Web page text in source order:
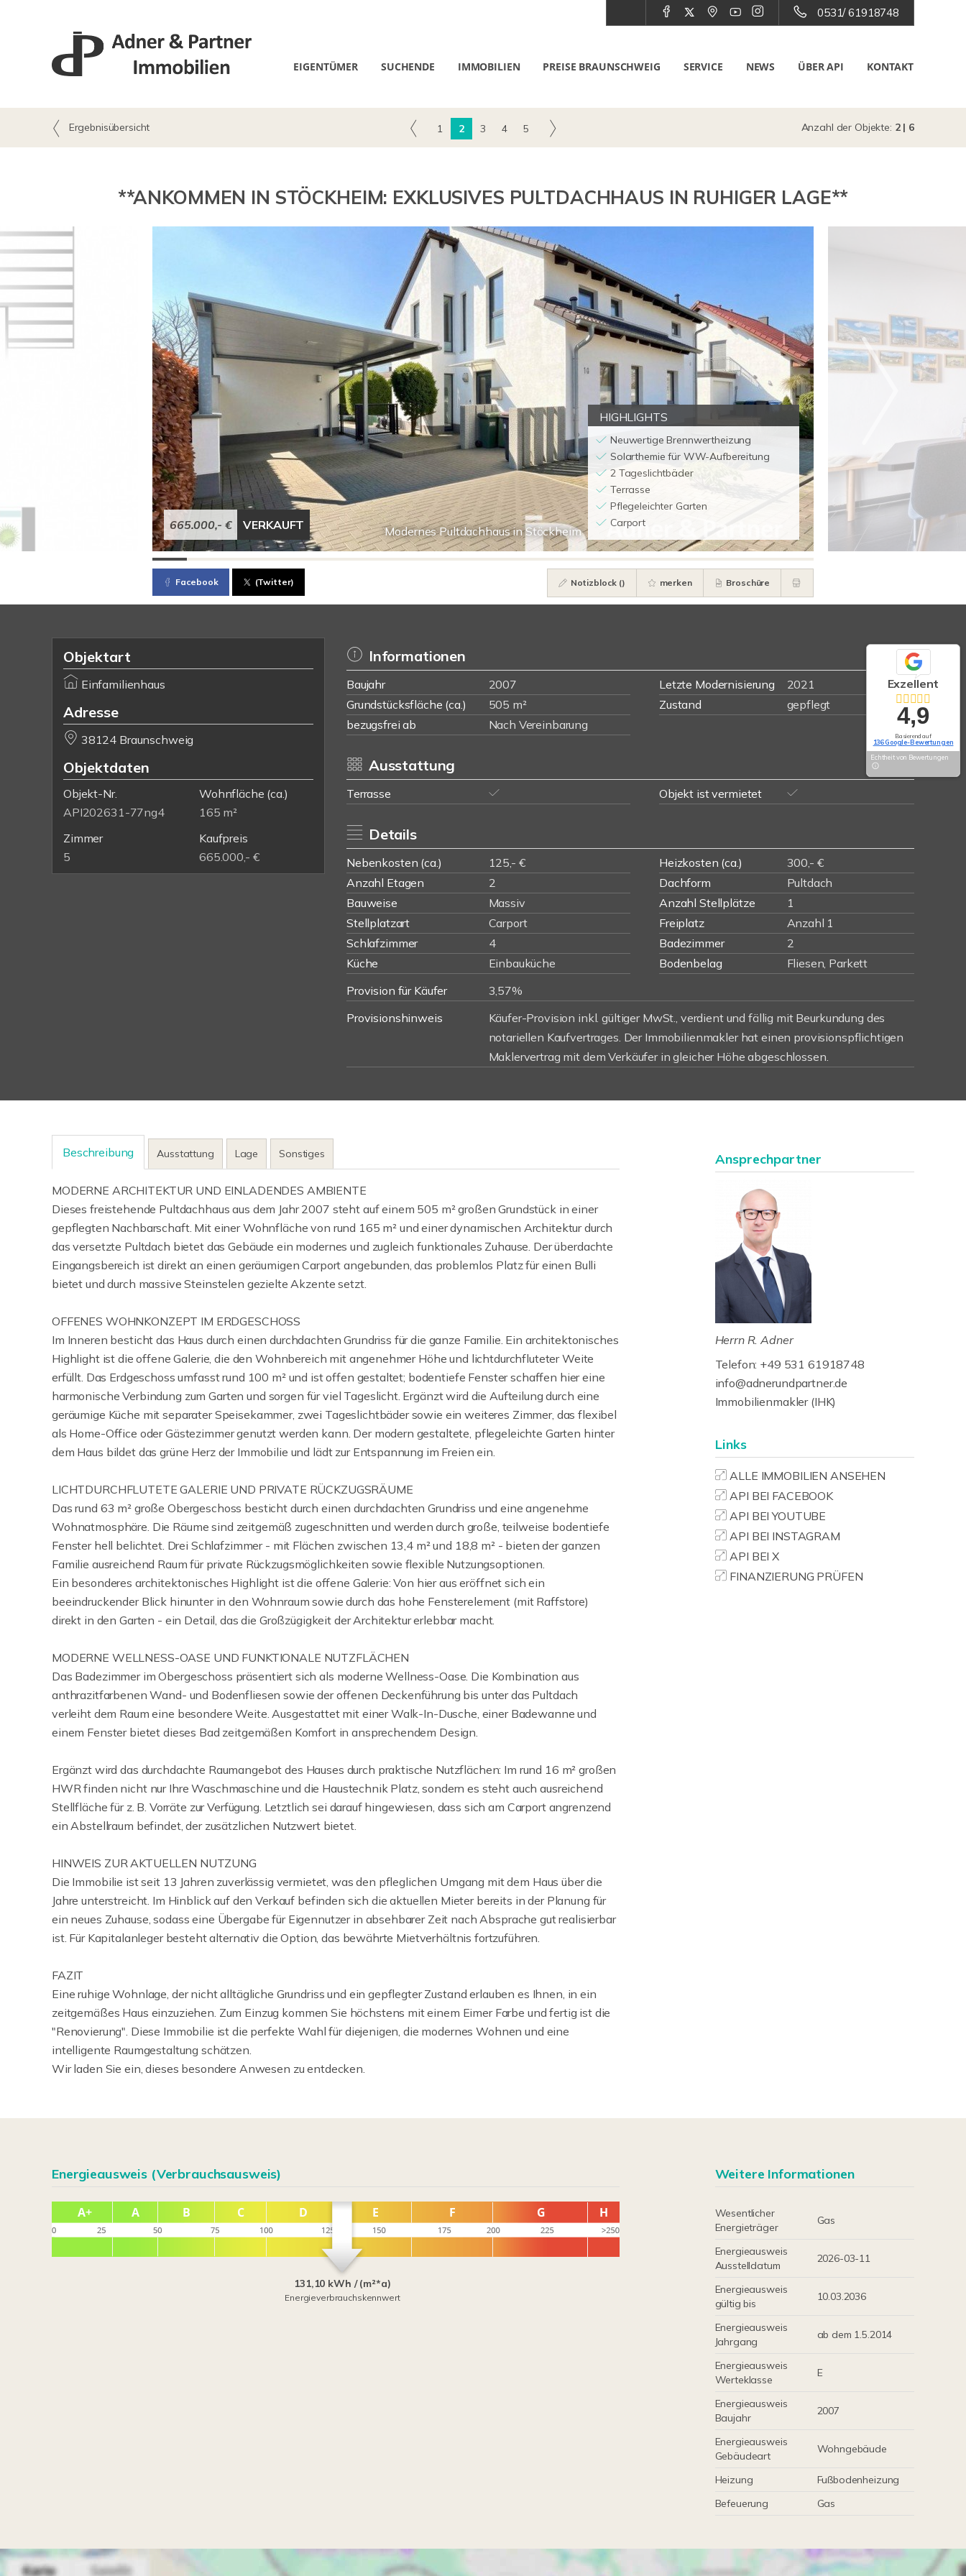
0531/ 61918748
EIGENTÜMER SUCHENDE IMMOBILIEN PREISE BRAUNSCHWEIG SERVICE NEWS ÜBER API KONTAKT
Ergebnisübersicht 1 2 3 4 5 Anzahl der Objekte: 2 | 6
**ANKOMMEN IN STÖCKHEIM: EXKLUSIVES PULTDACHHAUS IN RUHIGER LAGE**
Modernes Pultdachhaus in Stöckheim
HIGHLIGHTS
Neuwertige Brennwertheizung
Solarthemie für WW-Aufbereitung
2 Tageslichtbäder
Terrasse
Pflegeleichter Garten
Carport
665.000,- € VERKAUFT
Facebook (Twitter) Notizblock () merken Broschüre
Objektart
Einfamilienhaus
Adresse
38124 Braunschweig
Objektdaten
Objekt-Nr.
API202631-77ng4
Wohnfläche (ca.)
165 m²
Zimmer
5
Kaufpreis
665.000,- €
Informationen
Baujahr 2007 Letzte Modernisierung
2021
Grundstücksfläche (ca.)
505 m² Zustand
gepflegt
bezugsfrei ab
Nach Vereinbarung
Ausstattung
Terrasse Objekt ist vermietet
Details
Nebenkosten (ca.) 125,- € Heizkosten (ca.)
300,- €
Anzahl Etagen
2 Dachform
Pultdach
Bauweise
Massiv Anzahl Stellplätze
1
Stellplatzart
Carport Freiplatz
Anzahl 1
Schlafzimmer
4 Badezimmer
2
Küche
Einbauküche Bodenbelag
Fliesen, Parkett
Provision für Käufer
3,57%
Provisionshinweis
Käufer-Provision inkl. gültiger MwSt., verdient und fällig mit Beurkundung des
notariellen Kaufvertrages. Der Immobilienmakler hat einen provisionspflichtigen
Maklervertrag mit dem Verkäufer in gleicher Höhe abgeschlossen.
Beschreibung Ausstattung Lage Sonstiges
MODERNE ARCHITEKTUR UND EINLADENDES AMBIENTE
Dieses freistehende Pultdachhaus aus dem Jahr 2007 steht auf einem 505 m² großen Grundstück in einer
gepflegten Nachbarschaft. Mit einer Wohnfläche von rund 165 m² und einer dynamischen Architektur durch
das versetzte Pultdach bietet das Gebäude ein modernes und zugleich funktionales Zuhause. Der überdachte
Eingangsbereich ist direkt an einen geräumigen Carport angebunden, das problemlos Platz für einen Bulli
bietet und durch massive Steinstelen gezielte Akzente setzt.
OFFENES WOHNKONZEPT IM ERDGESCHOSS
Im Inneren besticht das Haus durch einen durchdachten Grundriss für die ganze Familie. Ein architektonisches
Highlight ist die offene Galerie, die den Wohnbereich mit angenehmer Höhe und lichtdurchfluteter Weite
erfüllt. Das Erdgeschoss umfasst rund 100 m² und ist offen gestaltet; bodentiefe Fenster schaffen hier eine
harmonische Verbindung zum Garten und sorgen für viel Tageslicht. Ergänzt wird die Aufteilung durch eine
geräumige Küche mit separater Speisekammer, zwei Tageslichtbäder sowie ein weiteres Zimmer, das flexibel
als Home-Office oder Gästezimmer genutzt werden kann. Der modern gestaltete, pflegeleichte Garten hinter
dem Haus bildet das grüne Herz der Immobilie und lädt zur Entspannung im Freien ein.
LICHTDURCHFLUTETE GALERIE UND PRIVATE RÜCKZUGSRÄUME
Das rund 63 m² große Obergeschoss besticht durch einen durchdachten Grundriss und eine angenehme
Wohnatmosphäre. Die Räume sind zeitgemäß zugeschnitten und werden durch große, teilweise bodentiefe
Fenster hell belichtet. Drei Schlafzimmer - mit Flächen zwischen 13,4 m² und 18,8 m² - bieten der ganzen
Familie ausreichend Raum für private Rückzugsmöglichkeiten sowie flexible Nutzungsoptionen.
Ein besonderes architektonisches Highlight ist die offene Galerie: Von hier aus eröffnet sich ein
beeindruckender Blick hinunter in den Wohnraum sowie durch das hohe Fensterelement (mit Raffstore)
direkt in den Garten - ein Detail, das die Großzügigkeit der Architektur erlebbar macht.
MODERNE WELLNESS-OASE UND FUNKTIONALE NUTZFLÄCHEN
Das Badezimmer im Obergeschoss präsentiert sich als moderne Wellness-Oase. Die Kombination aus
anthrazitfarbenen Wand- und Bodenfliesen sowie der offenen Deckenführung bis unter das Pultdach
verleiht dem Raum eine besondere Weite. Ausgestattet mit einer Walk-In-Dusche, einer Badewanne und
einem Fenster bietet dieses Bad zeitgemäßen Komfort in ansprechendem Design.
Ergänzt wird das durchdachte Raumangebot des Hauses durch praktische Nutzflächen: Im rund 16 m² großen
HWR finden nicht nur Ihre Waschmaschine und die Haustechnik Platz, sondern es steht auch ausreichend
Stellfläche für z. B. Vorräte zur Verfügung. Letztlich sei darauf hingewiesen, dass sich am Carport angrenzend
ein Abstellraum befindet, der zusätzlichen Nutzwert bietet.
HINWEIS ZUR AKTUELLEN NUTZUNG
Die Immobilie ist seit 13 Jahren zuverlässig vermietet, was den pfleglichen Umgang mit dem Haus über die
Jahre unterstreicht. Im Hinblick auf den Verkauf befinden sich die aktuellen Mieter bereits in der Planung für
ein neues Zuhause, sodass eine Übergabe für Eigennutzer in absehbarer Zeit nach Absprache gut realisierbar
ist. Für Kapitalanleger besteht alternativ die Option, das bewährte Mietverhältnis fortzuführen.
FAZIT
Eine ruhige Wohnlage, der nicht alltägliche Grundriss und ein gepflegter Zustand erlauben es Ihnen, in ein
zeitgemäßes Haus einzuziehen. Zum Einzug kommen Sie höchstens mit einem Eimer Farbe und fertig ist die
"Renovierung". Diese Immobilie ist die perfekte Wahl für diejenigen, die modernes Wohnen und eine
intelligente Raumgestaltung schätzen.
Wir laden Sie ein, dieses besondere Anwesen zu entdecken.
Ansprechpartner
Herrn R. Adner
Telefon: +49 531 61918748
info@adnerundpartner.de
Immobilienmakler (IHK)
Links
ALLE IMMOBILIEN ANSEHEN
API BEI FACEBOOK
API BEI YOUTUBE
API BEI INSTAGRAM
API BEI X
FINANZIERUNG PRÜFEN
Energieausweis (Verbrauchsausweis)
131,10 kWh / (m²*a)
Energieverbrauchskennwert
Weitere Informationen
Wesentlicher
Energieträger
Gas
Energieausweis
Ausstelldatum
2026-03-11
Energieausweis
gültig bis
10.03.2036
Energieausweis
Jahrgang
ab dem 1.5.2014
Energieausweis
Werteklasse
E
Energieausweis
Baujahr
2007
Energieausweis
Gebäudeart
Wohngebäude
Heizung
Fußbodenheizung
Befeuerung
Gas
Exzellent
4,9
Basierend auf
136 Google-Bewertungen
Echtheit von Bewertungen